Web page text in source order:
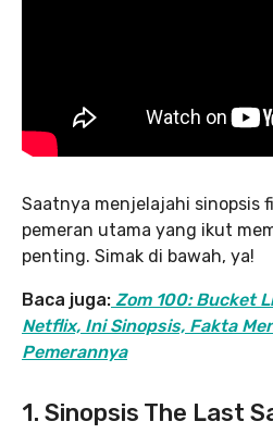
Saatnya menjelajahi sinopsis
pemeran utama yang ikut
penting. Simak di bawah, ya!
Baca juga: Zom 100: Bucket
Netflix, Ini Sinopsis, Fakta
Pemerannya
1. Sinopsis The Last